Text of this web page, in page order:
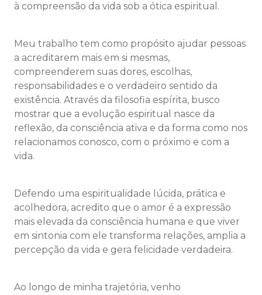
à compreensão da vida sob a ótica espiritual.
Meu trabalho tem como propósito ajudar pessoas
a acreditarem mais em si mesmas,
compreenderem suas dores, escolhas,
responsabilidades e o verdadeiro sentido da
existência. Através da filosofia espírita, busco
mostrar que a evolução espiritual nasce da
reflexão, da consciência ativa e da forma como nos
relacionamos conosco, com o próximo e com a
vida.
Defendo uma espiritualidade lúcida, prática e
acolhedora, acredito que o amor é a expressão
mais elevada da consciência humana e que viver
em sintonia com ele transforma relações, amplia a
percepção da vida e gera felicidade verdadeira.
Ao longo de minha trajetória, venho